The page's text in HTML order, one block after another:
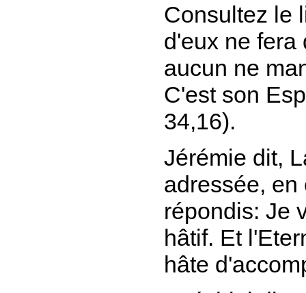
Consultez le
d'eux ne fera
aucun ne
C'est son
34,16).
Jérémie dit,
adressée, en
répondis: Je
hâtif. Et
hâte